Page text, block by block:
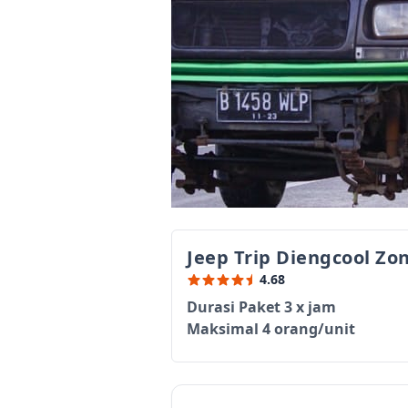
Jeep Trip Diengcool
4.68
Durasi Paket 3 x jam
Maksimal 4 orang/unit